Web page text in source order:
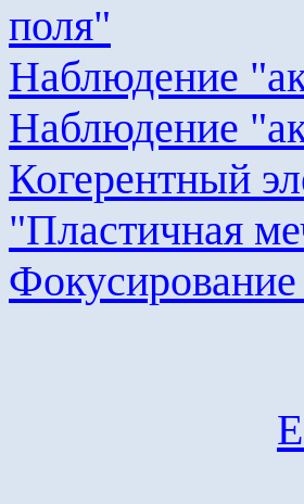
поля"
Наблюдение "
Наблюдение "
Когерентный
"Пластичная